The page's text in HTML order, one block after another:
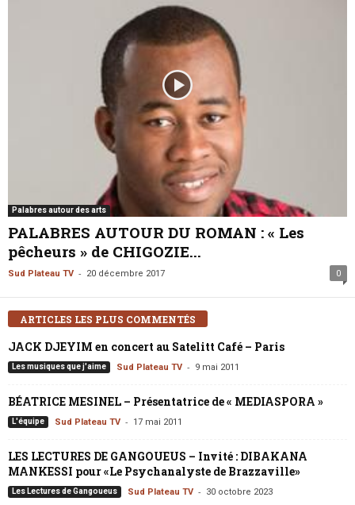
Palabres autour des arts
PALABRES AUTOUR DU ROMAN : « Les
pêcheurs » de CHIGOZIE...
Sud Plateau TV - 20 décembre 2017 0
ARTICLES LES PLUS COMMENTÉS
JACK DJEYIM en concert au Satelitt Café – Paris
Les musiques que j'aime Sud Plateau TV - 9 mai 2011
BÉATRICE MESINEL – Présentatrice de « MEDIASPORA »
L'équipe Sud Plateau TV - 17 mai 2011
LES LECTURES DE GANGOUEUS – Invité : DIBAKANA
MANKESSI pour «Le Psychanalyste de Brazzaville»
Les Lectures de Gangoueus Sud Plateau TV - 30 octobre 2023